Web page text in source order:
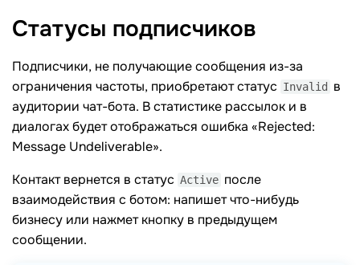
Статусы подписчиков
Подписчики, не получающие сообщения из-за
ограничения частоты, приобретают статус Invalid
в
аудитории чат-бота. В статистике рассылок и в
диалогах будет отображаться ошибка «Rejected:
Message Undeliverable».
Контакт вернется в статус Active после
взаимодействия с ботом: напишет что-нибудь
бизнесу или нажмет кнопку в предыдущем
сообщении.